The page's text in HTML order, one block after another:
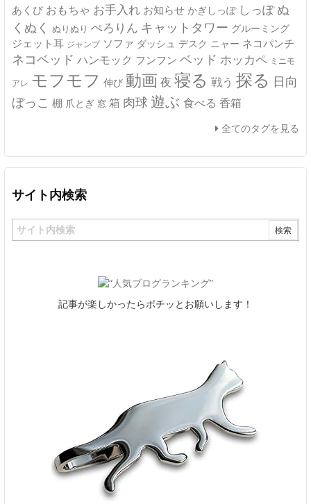
あくび おもちゃ お手入れ お知らせ かぎしっぽ しっぽ ぬ
くぬく ぬりぬり ぺろりん キャットタワー グルーミング
ジェット耳 ジャンプ ソファ ダッシュ デスク ニャー ネコパンチ
ネコベッド ハンモック フンフン ベッド ホッカペ ミニモ
アレ モフモフ 伸び 動画 夜 寝る 戦う 探る 日向
ぼっこ 棚 爪とぎ 窓 箱 肉球 遊ぶ 食べる 香箱
全てのタグを見る
サイト内検索
記事が楽しかったらポチッとお願いします！